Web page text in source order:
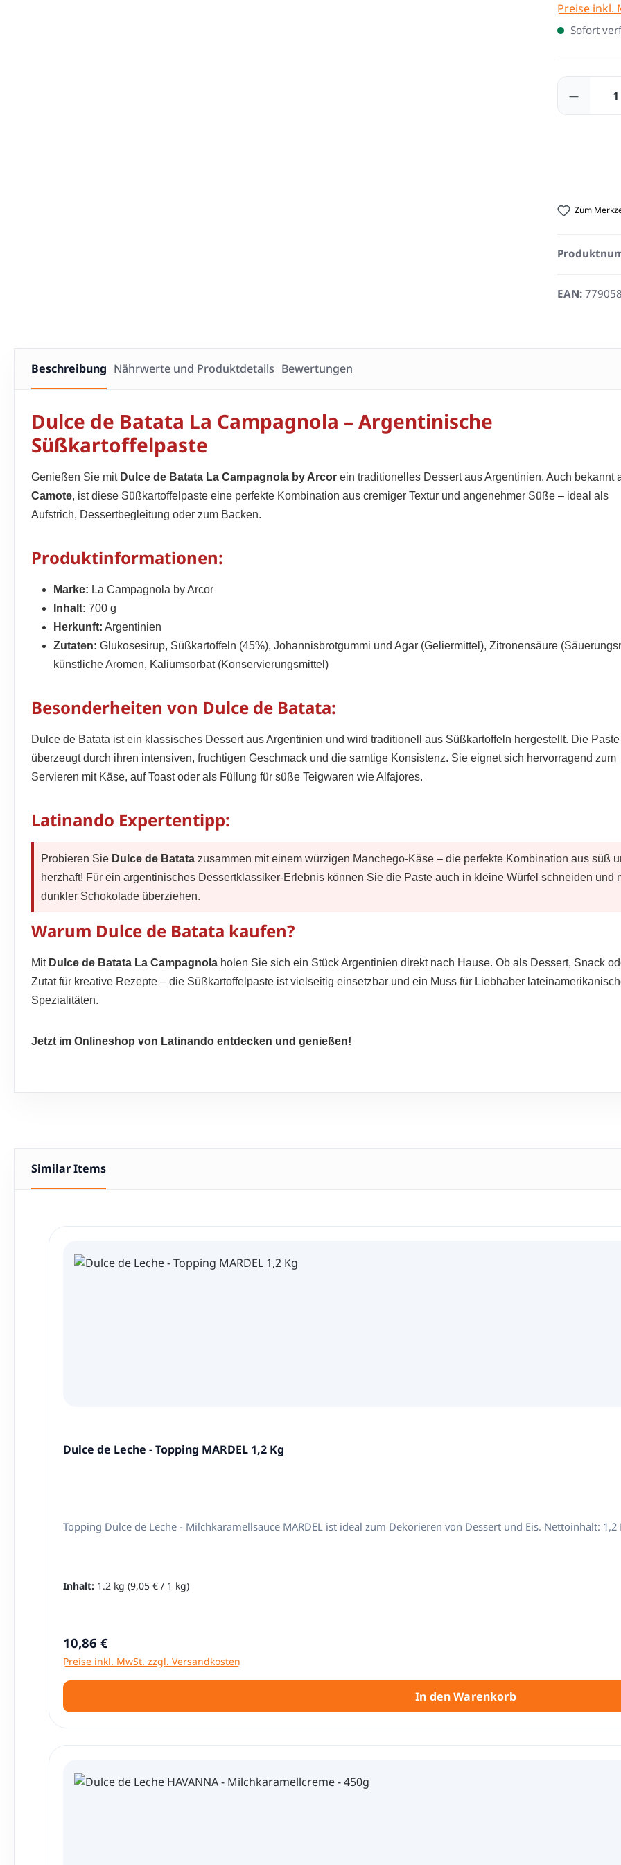
Preise inkl.
Sofort
Zum
EAN:
Beschreibung Nährwerte und Produktdetails Bewertungen
Dulce de Batata La Campagnola – Argentinische
Süßkartoffelpaste
Genießen Sie mit Dulce de Batata La Campagnola by Arcor ein traditionelles Dessert aus Argentinien. Auch bekannt
Camote, ist diese Süßkartoffelpaste eine perfekte Kombination aus cremiger Textur und angenehmer Süße – ideal als
Aufstrich, Dessertbegleitung oder zum Backen.
Produktinformationen:
Marke: La Campagnola by Arcor
Inhalt: 700 g
Herkunft: Argentinien
Zutaten: Glukosesirup, Süßkartoffeln (45%), Johannisbrotgummi und Agar (Geliermittel), Zitronensäure
künstliche Aromen, Kaliumsorbat (Konservierungsmittel)
Besonderheiten von Dulce de Batata:
Dulce de Batata ist ein klassisches Dessert aus Argentinien und wird traditionell aus Süßkartoffeln hergestellt. Die Paste
überzeugt durch ihren intensiven, fruchtigen Geschmack und die samtige Konsistenz. Sie eignet sich hervorragend zum
Servieren mit Käse, auf Toast oder als Füllung für süße Teigwaren wie Alfajores.
Latinando Expertentipp:
Probieren Sie Dulce de Batata zusammen mit einem würzigen Manchego-Käse – die perfekte Kombination aus süß
herzhaft! Für ein argentinisches Dessertklassiker-Erlebnis können Sie die Paste auch in kleine Würfel schneiden und
dunkler Schokolade überziehen.
Warum Dulce de Batata kaufen?
Mit Dulce de Batata La Campagnola holen Sie sich ein Stück Argentinien direkt nach Hause. Ob als Dessert, Snack
Zutat für kreative Rezepte – die Süßkartoffelpaste ist vielseitig einsetzbar und ein Muss für Liebhaber
Spezialitäten.
Jetzt im Onlineshop von Latinando entdecken und genießen!
Similar Items
Dulce de Leche - Topping MARDEL 1,2 Kg
Topping Dulce de Leche -
Inhalt: 1.2 kg (9,05 € / 1 kg)
Regulärer Preis:
10,86 €
Preise inkl. MwSt. zzgl. Versandkosten
In den Warenkorb